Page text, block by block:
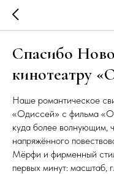
Спасибо
кинотеатру
Наше романтическое
«Одиссей» с фильма
куда более волнующим,
напряжённого
Мёрфи и фирменный
первых минут: масштаб,